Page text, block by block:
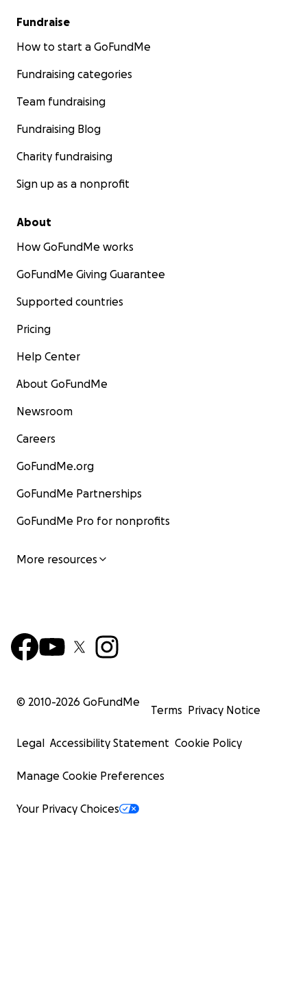
Fundraise
How to start a GoFundMe
Fundraising categories
Team fundraising
Fundraising Blog
Charity fundraising
Sign up as a nonprofit
About
How GoFundMe works
GoFundMe Giving Guarantee
Supported countries
Pricing
Help Center
About GoFundMe
Newsroom
Careers
GoFundMe.org
GoFundMe Partnerships
GoFundMe Pro for nonprofits
More resources
© 2010-2026 GoFundMe
Terms Privacy Notice
Legal Accessibility Statement Cookie Policy
Manage Cookie Preferences
Your Privacy Choices